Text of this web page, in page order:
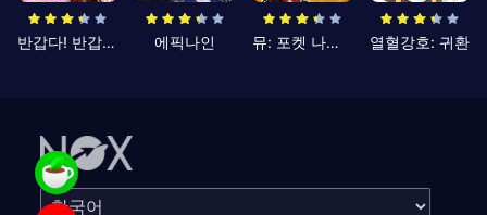
반갑다! 반갑삼국지 에픽나인 뮤: 포켓 나이츠 열혈강호: 귀환